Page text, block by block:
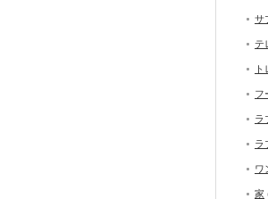
サ
テ
フ
ラ
ラ
ワ
家